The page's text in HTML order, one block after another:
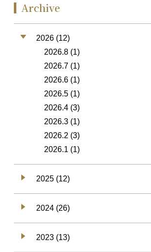
Archive
2026 (12)
2026.8 (1)
2026.7 (1)
2026.6 (1)
2026.5 (1)
2026.4 (3)
2026.3 (1)
2026.2 (3)
2026.1 (1)
2025 (12)
2024 (26)
2023 (13)